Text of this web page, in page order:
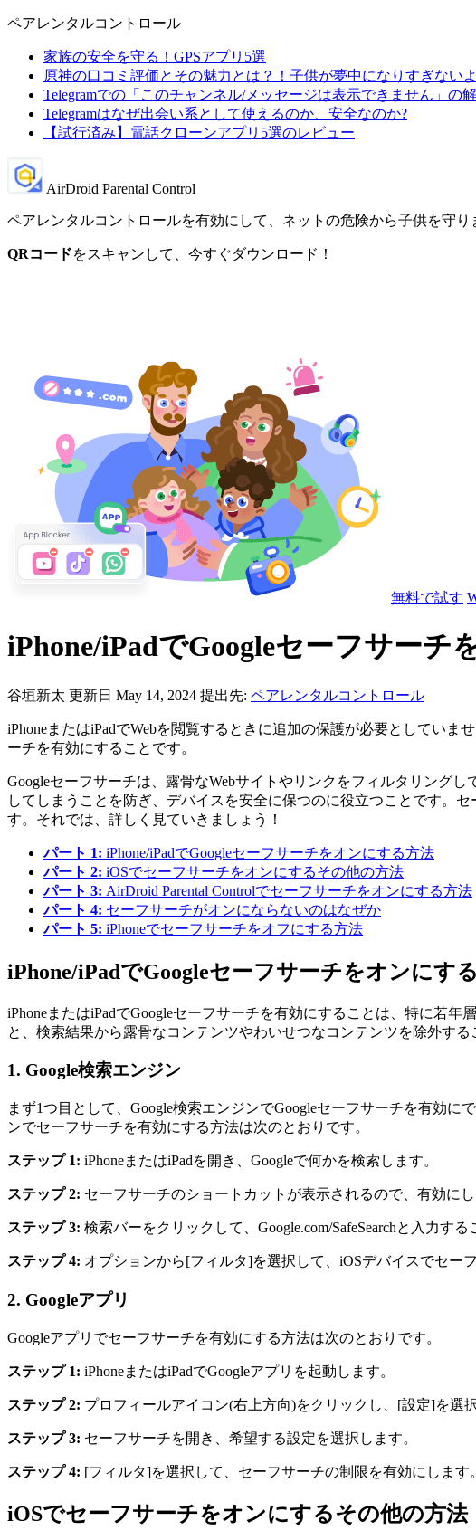
ペアレンタルコントロール
家族の安全を守る！GPSアプリ5選
原神の口コミ評価とその魅力とは？！子供が夢中になりすぎない
Telegramでの「このチャンネル/メッセージは表示できません」の
Telegramはなぜ出会い系として使えるのか、安全なのか?
【試行済み】電話クローンアプリ5選のレビュー
AirDroid Parental Control
ペアレンタルコントロールを有効にして、ネットの危険から子供を守り
QRコードをスキャンして、今すぐダウンロード！
無料で試す
iPhone/iPadでGoogleセーフサーチ
谷垣新太 更新日 May 14, 2024 提出先: ペアレンタルコントロール
iPhoneまたはiPadでWebを閲覧するときに追加の保護が必要としてい
ーチを有効にすることです。
Googleセーフサーチは、露骨なWebサイトやリンクをフィルタリング
してしまうことを防ぎ、デバイスを安全に保つのに役立つことです。
す。それでは、詳しく見ていきましょう！
パート 1: iPhone/iPadでGoogleセーフサーチをオンにする方法
パート 2: iOSでセーフサーチをオンにするその他の方法
パート 3: AirDroid Parental Controlでセーフサーチをオンにする方法
パート 4: セーフサーチがオンにならないのはなぜか
パート 5: iPhoneでセーフサーチをオフにする方法
iPhone/iPadでGoogleセーフサーチをオンにす
iPhoneまたはiPadでGoogleセーフサーチを有効にすることは、特に若
と、検索結果から露骨なコンテンツやわいせつなコンテンツを除外す
1. Google検索エンジン
まず1つ目として、Google検索エンジンでGoogleセーフサーチを有効
ンでセーフサーチを有効にする方法は次のとおりです。
ステップ 1: iPhoneまたはiPadを開き、Googleで何かを検索します。
ステップ 2: セーフサーチのショートカットが表示されるので、有効にし
ステップ 3: 検索バーをクリックして、Google.com/SafeSearchと入力する
ステップ 4: オプションから[フィルタ]を選択して、iOSデバイスでセー
2. Googleアプリ
Googleアプリでセーフサーチを有効にする方法は次のとおりです。
ステップ 1: iPhoneまたはiPadでGoogleアプリを起動します。
ステップ 2: プロフィールアイコン(右上方向)をクリックし、[設定]を選択
ステップ 3: セーフサーチを開き、希望する設定を選択します。
ステップ 4: [フィルタ]を選択して、セーフサーチの制限を有効にします。
iOSでセーフサーチをオンにするその他の方法